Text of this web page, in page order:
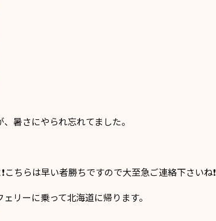
暑さにやられ忘れてました。
ちらは早い者勝ちですので大至急ご連絡下さいね❗
リーに乗って北海道に帰ります。